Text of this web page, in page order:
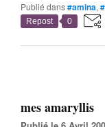
Publié dans#amina,
Repost 0
mes amaryllis